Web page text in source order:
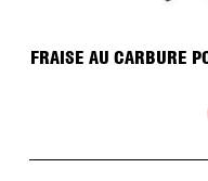
FRAISE AU CARBURE